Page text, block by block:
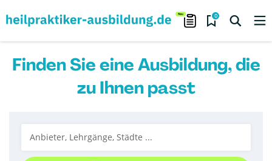
0
Finden Sie eine Ausbildung, die
zu Ihnen passt